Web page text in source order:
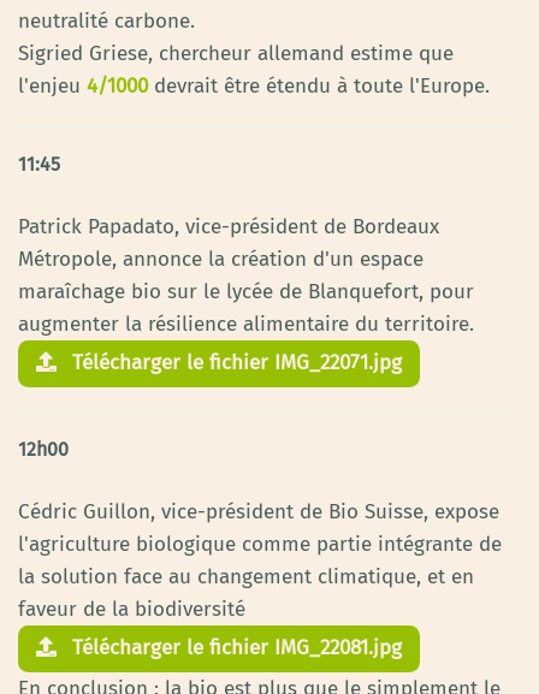
neutralité carbone.
Sigried Griese, chercheur allemand estime que
l'enjeu 4/1000devrait être étendu à toute l'Europe.
11:45
Patrick Papadato, vice-président de Bordeaux
Métropole, annonce la création d'un espace
maraîchage bio sur le lycée de Blanquefort, pour
augmenter la résilience alimentaire du territoire.
Télécharger le fichier IMG_22071.jpg
12h00
Cédric Guillon, vice-président de Bio Suisse, expose
l'agriculture biologique comme partie intégrante de
la solution face au changement climatique, et en
faveur de la biodiversité
Télécharger le fichier IMG_22081.jpg
En conclusion : la bio est plus que le simplement le